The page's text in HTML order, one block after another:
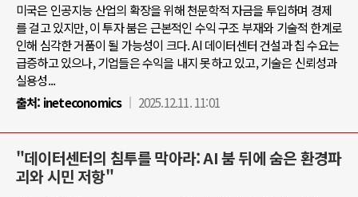
미국은 인공지능 산업의 확장을 위해 천문학적 자금을 투입하며 경제
를 걸고 있지만, 이 투자 붐은 근본적인 수익 구조 부재와 기술적 한계로
인해 심각한 거품이 될 가능성이 크다. AI 데이터센터 건설과 칩 수요는
급증하고 있으나, 기업들은 수익을 내지 못하고 있고, 기술은 신뢰성과
실용성...
출처: ineteconomics 2025.12.11. 11:01
"데이터센터의 침투를 막아라: AI 붐 뒤에 숨은 환경파
괴와 시민 저항"